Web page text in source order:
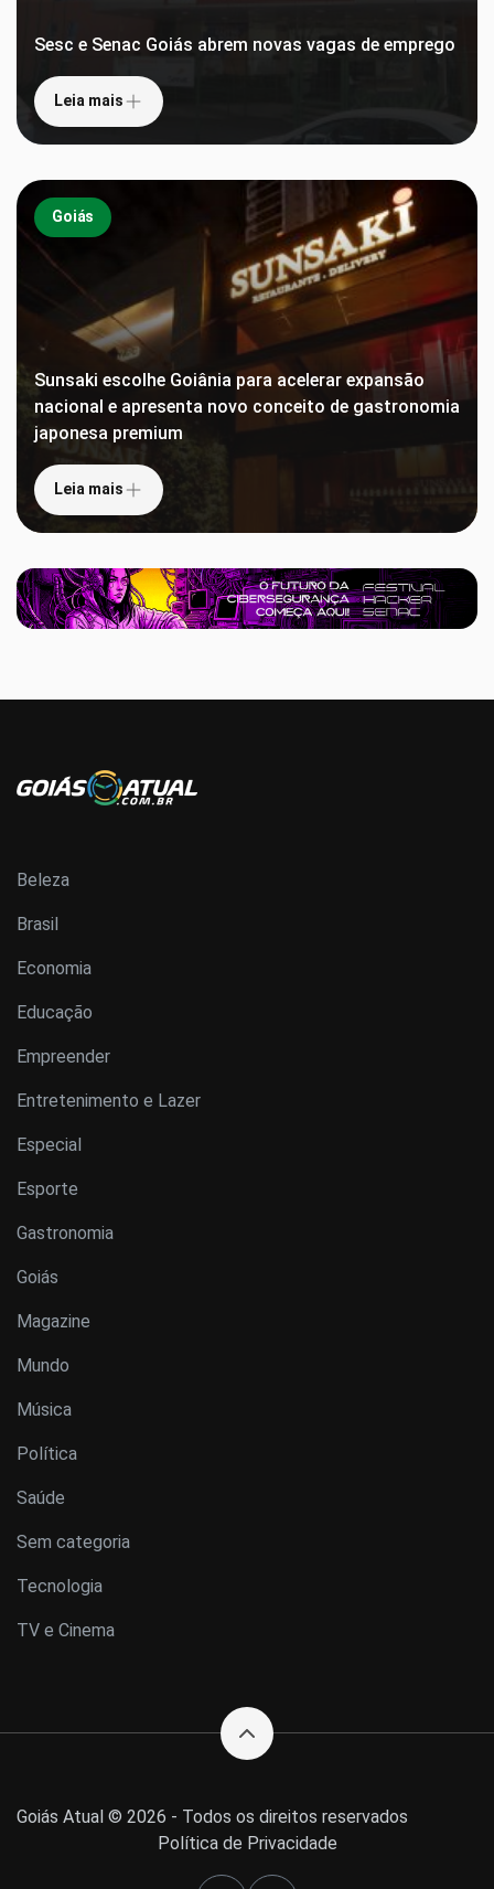
Sesc e Senac Goiás abrem novas vagas de emprego
Leia mais
Goiás
Sunsaki escolhe Goiânia para acelerar expansão
nacional e apresenta novo conceito de gastronomia
japonesa premium
Leia mais
Beleza
Brasil
Economia
Educação
Empreender
Entretenimento e Lazer
Especial
Esporte
Gastronomia
Goiás
Magazine
Mundo
Música
Política
Saúde
Sem categoria
Tecnologia
TV e Cinema
Goiás Atual © 2026 - Todos os direitos reservados
Política de Privacidade